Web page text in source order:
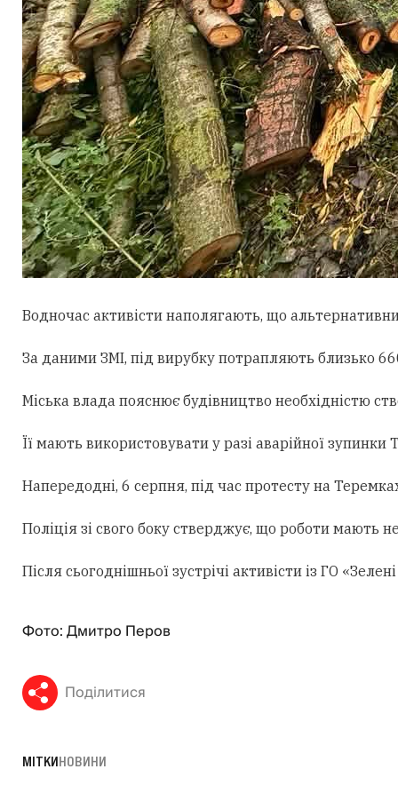
Водночас активісти наполягають, що
За даними ЗМІ, під вирубку потрапляють близько
Міська влада пояснює будівництво необхідністю
Її мають використовувати у разі аварійної
Напередодні, 6 серпня, під час протесту на
Поліція зі свого боку стверджує, що роботи мають
Після сьогоднішньої зустрічі активісти із ГО
Фото: Дмитро Перов
Поділитися
МІТКИНОВИНИ